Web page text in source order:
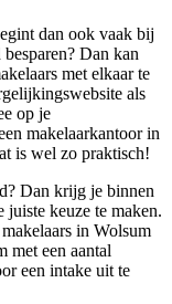
dan ook vaak bij
Dan kan
met elkaar te
als
op je
makelaarkantoor in
is wel zo praktisch!
Dan krijg je binnen
juiste keuze te maken.
in Wolsum
met een aantal
een intake uit te